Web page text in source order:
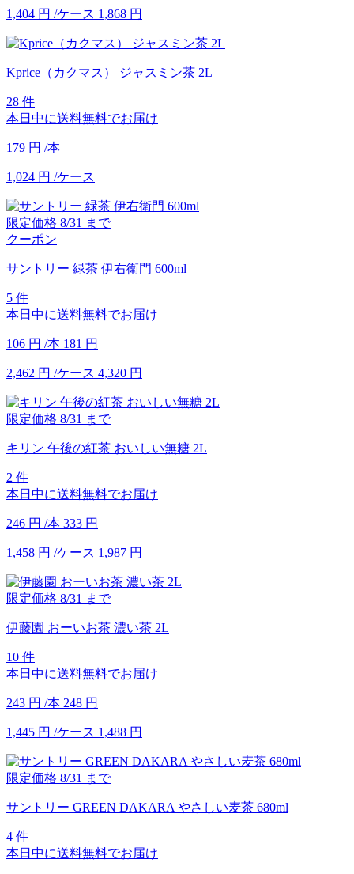
1,404 円 /ケース 1,868 円
Kprice（カクマス） ジャスミン茶 2L
28 件
本日中に送料無料でお届け
179 円 /本
1,024 円 /ケース
限定価格 8/31 まで
クーポン
サントリー 緑茶 伊右衛門 600ml
5 件
本日中に送料無料でお届け
106 円 /本 181 円
2,462 円 /ケース 4,320 円
限定価格 8/31 まで
キリン 午後の紅茶 おいしい無糖 2L
2 件
本日中に送料無料でお届け
246 円 /本 333 円
1,458 円 /ケース 1,987 円
限定価格 8/31 まで
伊藤園 おーいお茶 濃い茶 2L
10 件
本日中に送料無料でお届け
243 円 /本 248 円
1,445 円 /ケース 1,488 円
限定価格 8/31 まで
サントリー GREEN DAKARA やさしい麦茶 680ml
4 件
本日中に送料無料でお届け